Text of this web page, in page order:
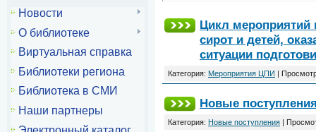
Новости
О библиотеке
Виртуальная справка
Библиотеки региона
Библиотека в СМИ
Наши партнеры
Цикл мероприятий
сирот и детей,
ситуации
Категория: Мероприятия ЦПИ |
Новые
Категория: Новые поступления |